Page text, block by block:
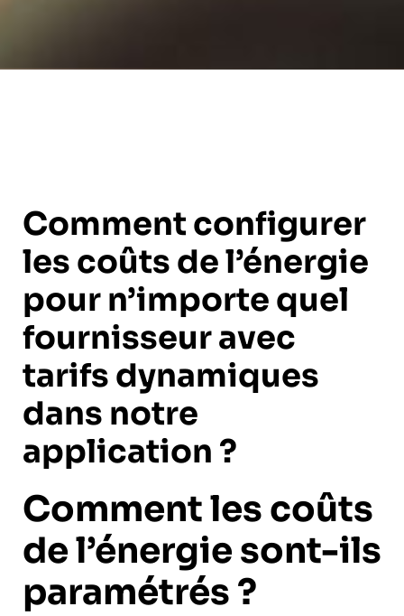
Comment configurer
les coûts de l’énergie
pour n’importe quel
fournisseur avec
tarifs dynamiques
dans notre
application ?
Comment les coûts
de l’énergie sont-ils
paramétrés ?